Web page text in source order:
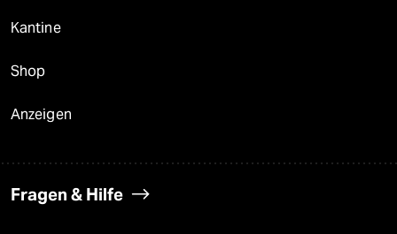
Kantine
Shop
Anzeigen
Fragen & Hilfe